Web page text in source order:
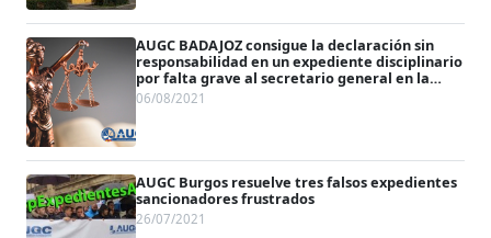
AUGC BADAJOZ consigue la declaración sin
responsabilidad en un expediente disciplinario
por falta grave al secretario general en la
provincia
06/08/2021
AUGC Burgos resuelve tres falsos expedientes
sancionadores frustrados
26/07/2021